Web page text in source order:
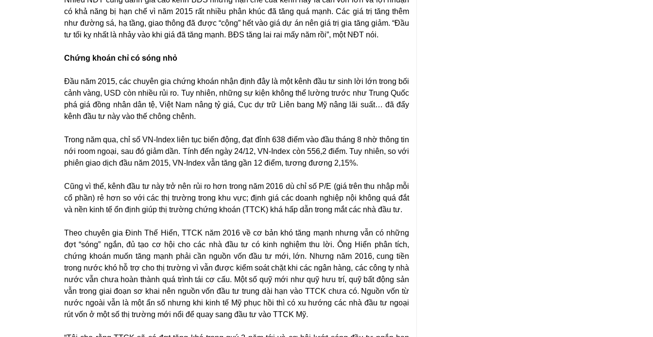
có khả năng bị hạn chế vì năm 2015 rất nhiều phân khúc đã tăng quá mạnh. Các giá trị tăng thêm
như đường sá, hạ tầng, giao thông đã được “cộng” hết vào giá dự án nên giá trị gia tăng giảm. “Đầu
tư tối kỵ nhất là nhảy vào khi giá đã tăng mạnh. BĐS tăng lai rai mấy năm rồi”, một NĐT nói.
Chứng khoán chỉ có sóng nhỏ
Đầu năm 2015, các chuyên gia chứng khoán nhận định đây là một kênh đầu tư sinh lời lớn trong bối
cảnh vàng, USD còn nhiều rủi ro. Tuy nhiên, những sự kiện không thể lường trước như Trung Quốc
phá giá đồng nhân dân tệ, Việt Nam nâng tỷ giá, Cục dự trữ Liên bang Mỹ nâng lãi suất… đã đẩy
kênh đầu tư này vào thế chông chênh.
Trong năm qua, chỉ số VN-Index liên tục biến động, đạt đỉnh 638 điểm vào đầu tháng 8 nhờ thông tin
nới room ngoại, sau đó giảm dần. Tính đến ngày 24/12, VN-Index còn 556,2 điểm. Tuy nhiên, so với
phiên giao dịch đầu năm 2015, VN-Index vẫn tăng gần 12 điểm, tương đương 2,15%.
Cũng vì thế, kênh đầu tư này trở nên rủi ro hơn trong năm 2016 dù chỉ số P/E (giá trên thu nhập mỗi
cổ phần) rẻ hơn so với các thị trường trong khu vực; định giá các doanh nghiệp nội không quá đắt
và nền kinh tế ổn định giúp thị trường chứng khoán (TTCK) khá hấp dẫn trong mắt các nhà đầu tư.
Theo chuyên gia Đinh Thế Hiển, TTCK năm 2016 về cơ bản khó tăng mạnh nhưng vẫn có những
đợt “sóng” ngắn, đủ tạo cơ hội cho các nhà đầu tư có kinh nghiệm thu lời. Ông Hiển phân tích,
chứng khoán muốn tăng mạnh phải cần nguồn vốn đầu tư mới, lớn. Nhưng năm 2016, cung tiền
trong nước khó hỗ trợ cho thị trường vì vẫn được kiểm soát chặt khi các ngân hàng, các công ty nhà
nước vẫn chưa hoàn thành quá trình tái cơ cấu. Một số quỹ mới như quỹ hưu trí, quỹ bất động sản
vẫn trong giai đoạn sơ khai nên nguồn vốn đầu tư trung dài hạn vào TTCK chưa có. Nguồn vốn từ
nước ngoài vẫn là một ẩn số nhưng khi kinh tế Mỹ phục hồi thì có xu hướng các nhà đầu tư ngoại
rút vốn ở một số thị trường mới nổi để quay sang đầu tư vào TTCK Mỹ.